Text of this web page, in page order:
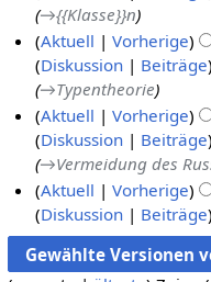
g
e
i
t
u
n
g
s
z
u
s
a
m
r
b
e
i
t
u
n
g
s
z
u
s
→{{Klasse}}n
Aktuell
Vorherige
Diskussion
Beiträge
→Typentheorie
Aktuell
Vorherige
Diskussion
Beiträge
→Vermeidung des
Aktuell
Vorherige
Diskussion
Beiträge
K
e